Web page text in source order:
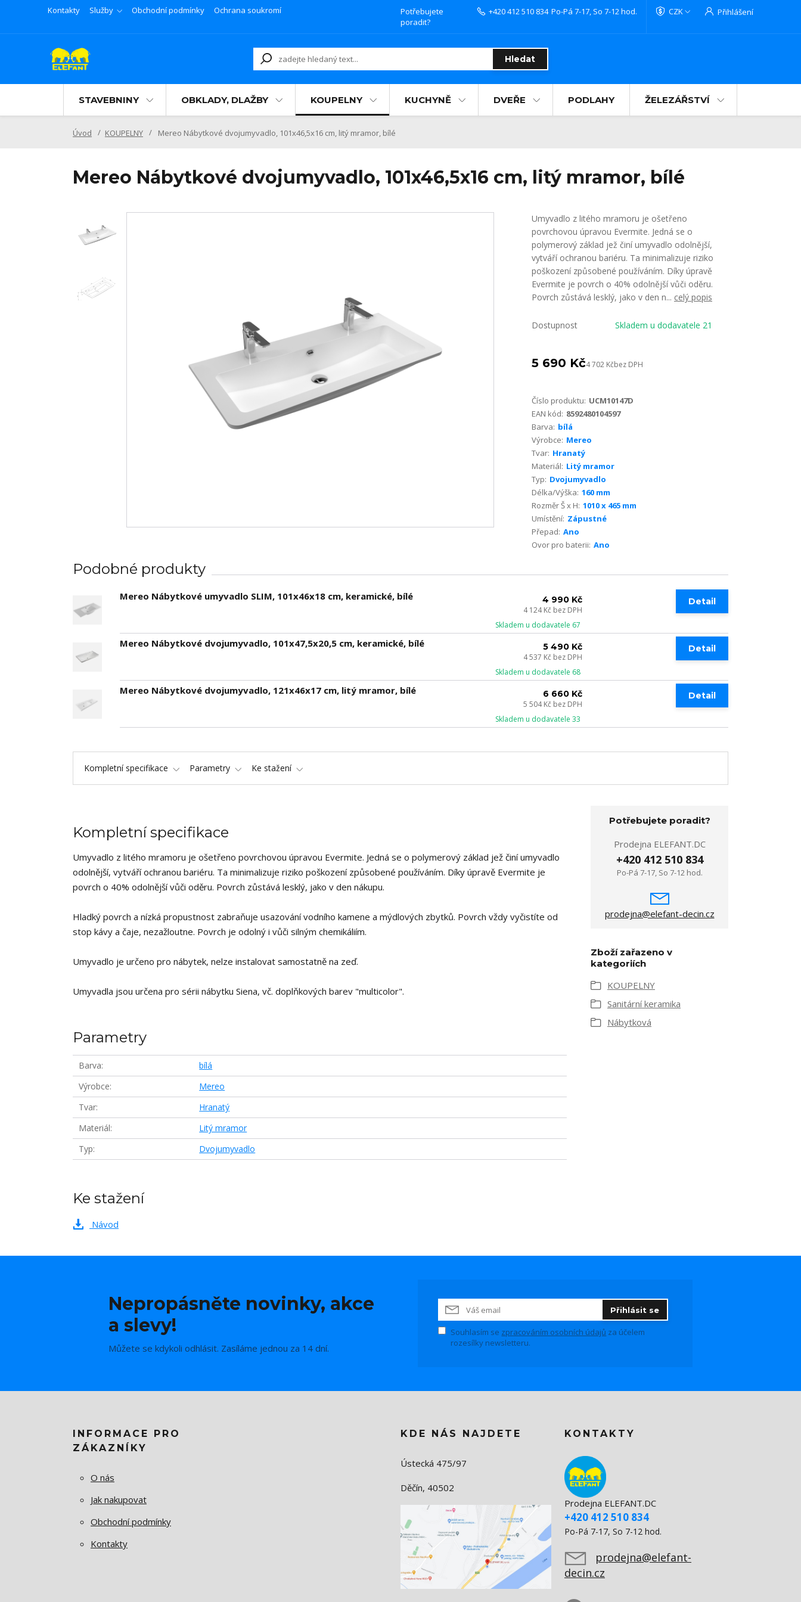
Kontakty Služby Obchodní podmínky Ochrana soukromí CZK Přihlášení
Hledat
Potřebujete
poradit?
+420 412 510 834 Po-Pá 7-17, So 7-12 hod.
STAVEBNINY OBKLADY, DLAŽBY KOUPELNY KUCHYNĚ DVEŘE PODLAHY ŽELEZÁŘSTVÍ
Úvod KOUPELNY Mereo Nábytkové dvojumyvadlo, 101x46,5x16 cm, litý mramor, bílé
Mereo Nábytkové dvojumyvadlo, 101x46,5x16 cm, litý mramor, bílé
Umyvadlo z litého mramoru je ošetřeno
povrchovou úpravou Evermite. Jedná se o
polymerový základ jež činí umyvadlo odolnější,
vytváří ochranou bariéru. Ta minimalizuje riziko
poškození způsobené používáním. Díky úpravě
Evermite je povrch o 40% odolnější vůči oděru.
Povrch zůstává lesklý, jako v den n... celý popis
Dostupnost Skladem u dodavatele 21
5 690 Kč4 702 Kčbez DPH
Číslo produktu: UCM10147D
EAN kód: 8592480104597
Barva: bílá
Výrobce: Mereo
Tvar: Hranatý
Materiál: Litý mramor
Typ: Dvojumyvadlo
Délka/Výška: 160 mm
Rozměr Š x H: 1010 x 465 mm
Umístění: Zápustné
Přepad: Ano
Ovor pro baterii: Ano
Podobné produkty
Mereo Nábytkové umyvadlo SLIM, 101x46x18 cm, keramické, bílé 4 990 Kč
4 124 Kč bez DPH
Skladem u dodavatele 67
Detail
Mereo Nábytkové dvojumyvadlo, 101x47,5x20,5 cm, keramické, bílé 5 490 Kč
4 537 Kč bez DPH
Skladem u dodavatele 68
Detail
Mereo Nábytkové dvojumyvadlo, 121x46x17 cm, litý mramor, bílé 6 660 Kč
5 504 Kč bez DPH
Skladem u dodavatele 33
Detail
Kompletní specifikace Parametry Ke stažení
Kompletní specifikace
Umyvadlo z litého mramoru je ošetřeno povrchovou úpravou Evermite. Jedná se o polymerový základ jež činí umyvadlo
odolnější, vytváří ochranou bariéru. Ta minimalizuje riziko poškození způsobené používáním. Díky úpravě Evermite je
povrch o 40% odolnější vůči oděru. Povrch zůstává lesklý, jako v den nákupu.
Hladký povrch a nízká propustnost zabraňuje usazování vodního kamene a mýdlových zbytků. Povrch vždy vyčistíte od
stop kávy a čaje, nezažloutne. Povrch je odolný i vůči silným chemikáliím.
Umyvadlo je určeno pro nábytek, nelze instalovat samostatně na zeď.
Umyvadla jsou určena pro sérii nábytku Siena, vč. doplňkových barev "multicolor".
Parametry
Barva
bílá
Výrobce
Mereo
Tvar
Hranatý
Materiál
Litý mramor
Typ
Dvojumyvadlo
Potřebujete poradit?
Prodejna ELEFANT.DC
+420 412 510 834
Po-Pá 7-17, So 7-12 hod.
prodejna@elefant-decin.cz
Zboží zařazeno v
kategoriích
KOUPELNY
Sanitární keramika
Nábytková
Ke stažení
Návod
Nepropásněte novinky, akce
a slevy!
Můžete se kdykoli odhlásit. Zasíláme jednou za 14 dní.
Přihlásit se
Souhlasím se zpracováním osobních údajů za účelem
rozesílky newsletteru.
INFORMACE PRO
ZÁKAZNÍKY
O nás
Jak nakupovat
Obchodní podmínky
Kontakty
KDE NÁS NAJDETE
Ústecká 475/97
Děčín, 40502
KONTAKTY
Prodejna ELEFANT.DC
+420 412 510 834
Po-Pá 7-17, So 7-12 hod.
prodejna@elefant-
decin.cz